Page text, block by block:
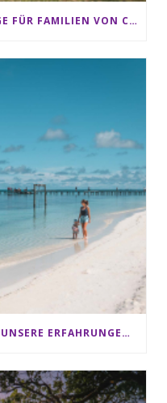
FRIBOURG: 7 TOLLE AUSFLÜGE FÜR FAMILIEN VON CHARMEY BIS LES PACCOTS
CLUB MED KANI MALEDIVEN: UNSERE ERFAHRUNGEN IM ALL-INCLUSIVE PARADIES